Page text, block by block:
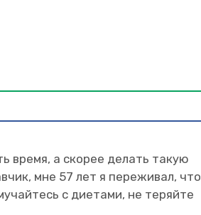
время, а скорее делать такую
мне 57 лет я переживал, что
с диетами, не теряйте